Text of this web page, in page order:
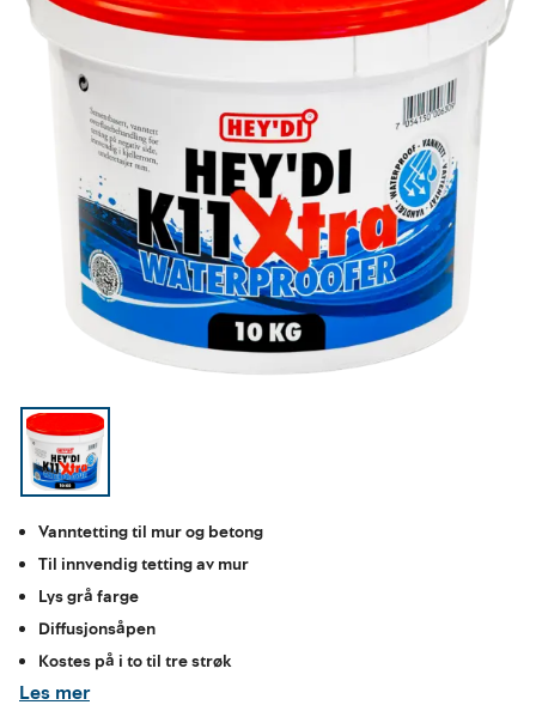
Vanntetting til mur og betong
Til innvendig tetting av mur
Lys grå farge
Diffusjonsåpen
Kostes på i to til tre strøk
Les mer